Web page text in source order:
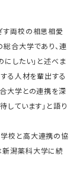
す両校の相思相愛
合大学であり、連
したい」と述べま
る人材を輩出する
大学との連携を深
しています」と語り
校と高大連携の協
新潟薬科大学に続